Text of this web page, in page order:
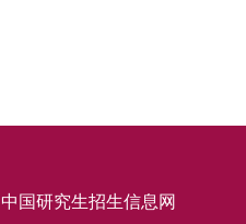
中国研究生招生信息网